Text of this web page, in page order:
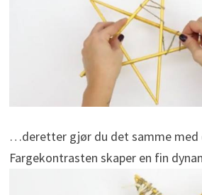
…deretter gjør du det samme med
Fargekontrasten skaper en fin